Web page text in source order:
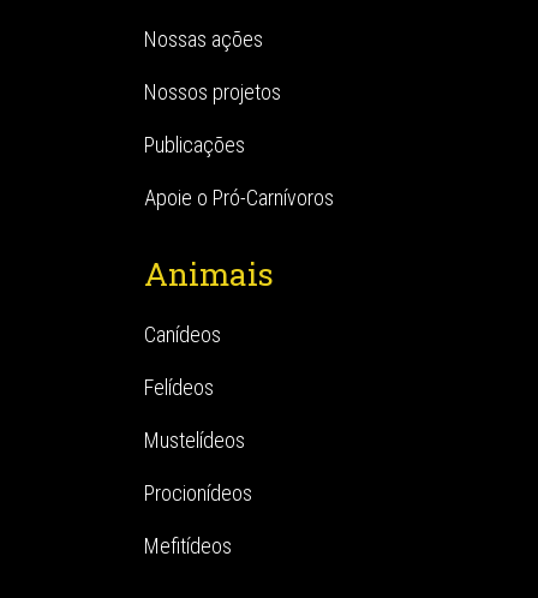
Nossas ações
Nossos projetos
Publicações
Apoie o Pró-Carnívoros
Animais
Canídeos
Felídeos
Mustelídeos
Procionídeos
Mefitídeos